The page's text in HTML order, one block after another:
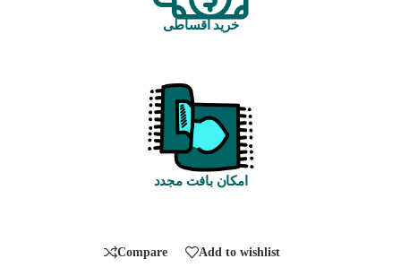
خرید اقساطی
امکان بافت مجدد
Compare Add to wishlist